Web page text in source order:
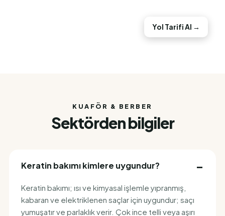
Yol Tarifi Al →
KUAFÖR & BERBER
Sektörden bilgiler
Keratin bakımı kimlere uygundur?
Keratin bakımı; ısı ve kimyasal işlemle yıpranmış,
kabaran ve elektriklenen saçlar için uygundur; saçı
yumuşatır ve parlaklık verir. Çok ince telli veya aşırı